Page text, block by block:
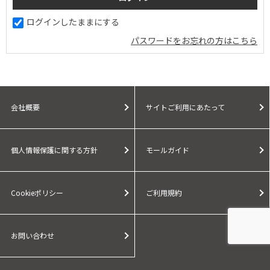
ログインしたままにする
パスワードをお忘れの方はこちら
会社概要 サイトご利用にあたって
個人情報保護に関する方針 モールガイド
Cookieポリシー ご利用規約
お問い合わせ